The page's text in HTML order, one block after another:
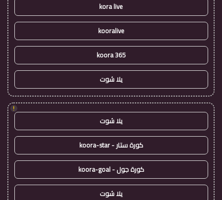
kora live
kooralive
koora 365
يلا شوت
!
يلا شوت
كورة ستار - koora-star
كورة جول - koora-goal
يلا شوت